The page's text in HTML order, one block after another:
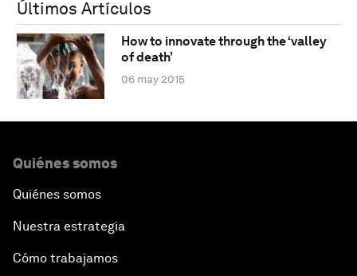
Últimos Artículos
How to innovate through the ‘valley
of death’
06 may 2015
Quiénes somos
Quiénes somos
Nuestra estrategia
Cómo trabajamos